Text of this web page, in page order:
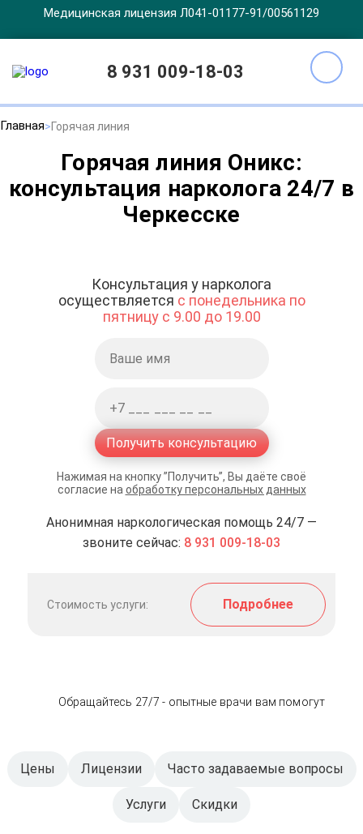
Медицинская лицензия Л041-01177-91/00561129
8 931 009-18-03
Главная Горячая линия
Горячая линия Оникс:
консультация нарколога 24/7 в
Черкесске
Консультация у нарколога
осуществляется с понедельника по
пятницу с 9.00 до 19.00
Получить консультацию
Нажимая на кнопку ”Получить”, Вы даёте своё
согласие на обработку персональных данных
Анонимная наркологическая помощь 24/7 —
звоните сейчас: 8 931 009-18-03
Стоимость услуги: Подробнее
Обращайтесь 27/7 - опытные врачи вам помогут
Цены Лицензии Часто задаваемые вопросы
Услуги Скидки